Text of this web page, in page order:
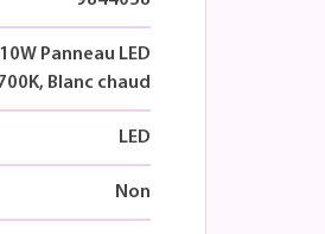
Panneau LED
Blanc chaud
LED
Non